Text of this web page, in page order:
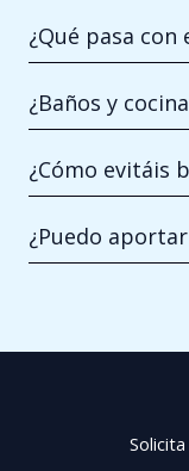
¿Qué pasa con
¿Baños y
¿Cómo evitáis
¿Puedo